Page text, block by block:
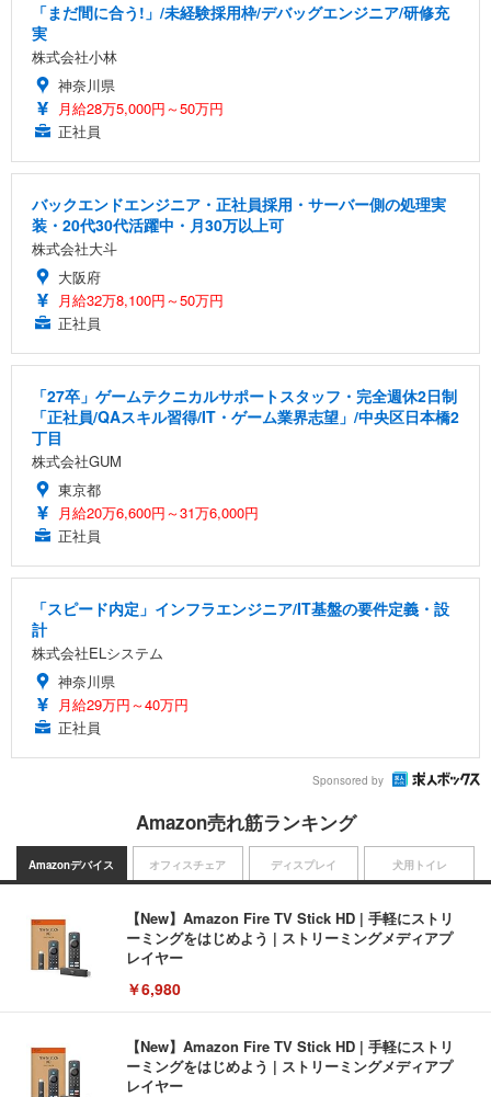
「まだ間に合う!」/未経験採用枠/デバッグエンジニア/研修充
実
株式会社小林
神奈川県
月給28万5,000円～50万円
正社員
バックエンドエンジニア・正社員採用・サーバー側の処理実
装・20代30代活躍中・月30万以上可
株式会社大斗
大阪府
月給32万8,100円～50万円
正社員
「27卒」ゲームテクニカルサポートスタッフ・完全週休2日制
「正社員/QAスキル習得/IT・ゲーム業界志望」/中央区日本橋2
丁目
株式会社GUM
東京都
月給20万6,600円～31万6,000円
正社員
「スピード内定」インフラエンジニア/IT基盤の要件定義・設
計
株式会社ELシステム
神奈川県
月給29万円～40万円
正社員
Sponsored by
Amazon売れ筋ランキング
Amazonデバイス
【New】Amazon Fire TV Stick HD | 手軽にストリ
ーミングをはじめよう | ストリーミングメディアプ
レイヤー
￥6,980
【New】Amazon Fire TV Stick HD | 手軽にストリ
ーミングをはじめよう | ストリーミングメディアプ
レイヤー
オフィスチェア ディスプレイ 犬用トイレ